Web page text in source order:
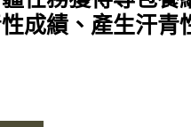
成績、產生汗青